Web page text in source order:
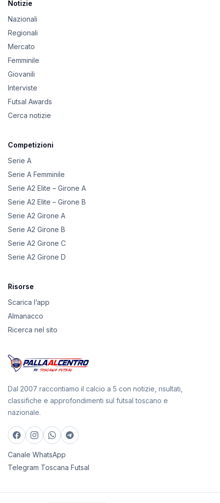
Notizie
Nazionali
Regionali
Mercato
Femminile
Giovanili
Interviste
Futsal Awards
Cerca notizie
Competizioni
Serie A
Serie A Femminile
Serie A2 Elite – Girone A
Serie A2 Elite – Girone B
Serie A2 Girone A
Serie A2 Girone B
Serie A2 Girone C
Serie A2 Girone D
Risorse
Scarica l’app
Almanacco
Ricerca nel sito
Dal 2007 raccontiamo il calcio a 5 con notizie, risultati,
classifiche e approfondimenti sul futsal toscano e
nazionale.
Canale WhatsApp
Telegram Toscana Futsal